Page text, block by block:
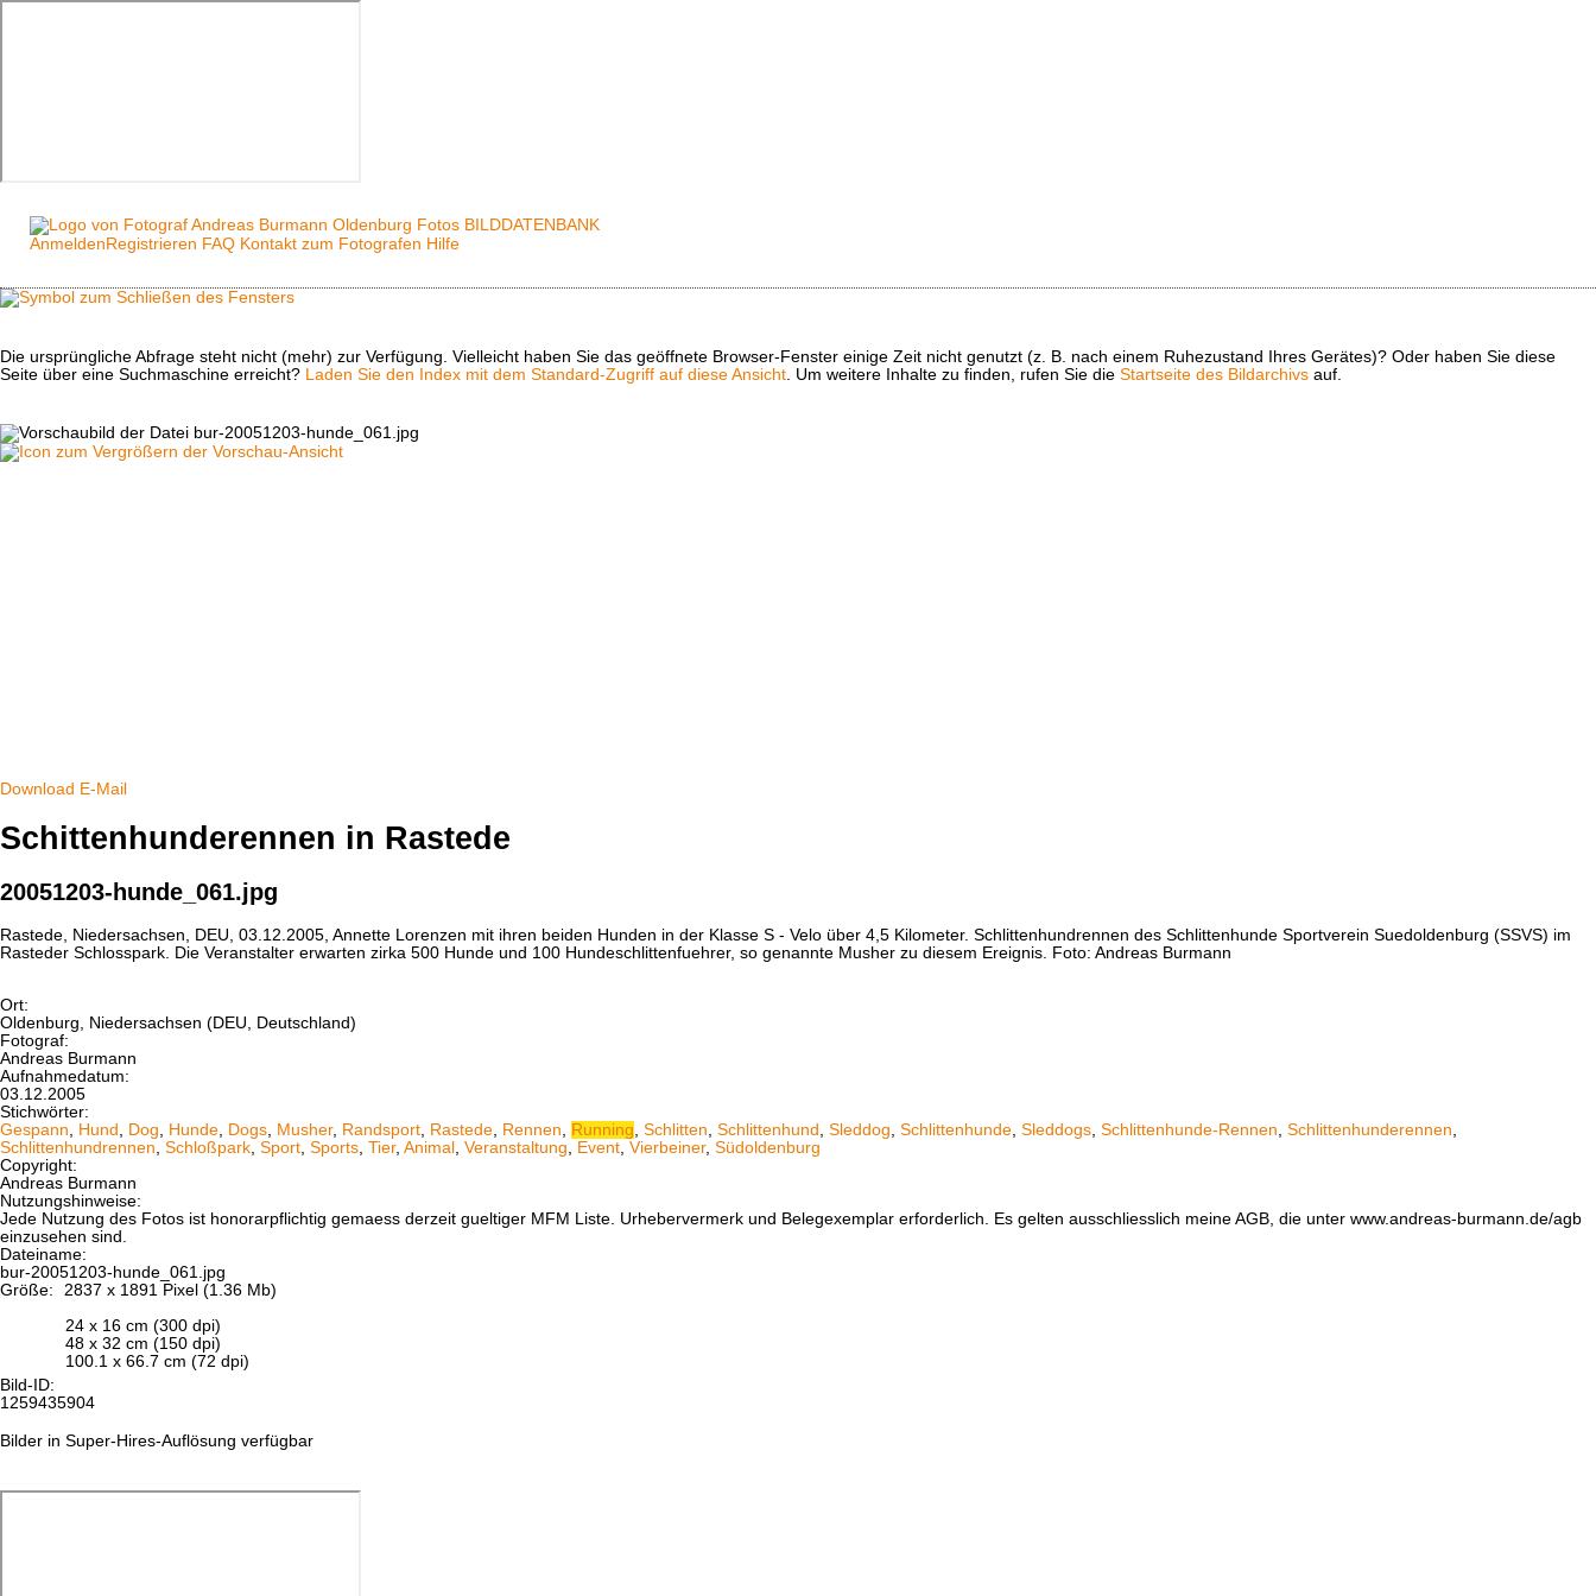
Anmelden Registrieren FAQ Kontakt zum Fotografen Hilfe
Die ursprüngliche Abfrage steht nicht (mehr) zur Verfügung. Vielleicht haben Sie das geöffnete Browser-Fenster einige Zeit nicht genutzt (z. B. nach einem Ruhezustand Ihres Gerätes)? Oder haben Sie diese
Seite über eine Suchmaschine erreicht? Laden Sie den Index mit dem Standard-Zugriff auf diese Ansicht. Um weitere Inhalte zu finden, rufen Sie die Startseite des Bildarchivs auf.
Download E-Mail
Schittenhunderennen in Rastede
20051203-hunde_061.jpg
Rastede, Niedersachsen, DEU, 03.12.2005, Annette Lorenzen mit ihren beiden Hunden in der Klasse S - Velo über 4,5 Kilometer. Schlittenhundrennen des Schlittenhunde Sportverein Suedoldenburg (SSVS) im
Rasteder Schlosspark. Die Veranstalter erwarten zirka 500 Hunde und 100 Hundeschlittenfuehrer, so genannte Musher zu diesem Ereignis. Foto: Andreas Burmann
Ort:
Oldenburg, Niedersachsen (DEU, Deutschland)
Fotograf:
Andreas Burmann
Aufnahmedatum:
03.12.2005
Stichwörter:
Gespann
Hund Dog Hunde Dogs Musher, Randsport Rastede Rennen Running Schlitten Schlittenhund Sleddog Schlittenhunde Sleddogs Schlittenhunde-Rennen Schlittenhunderennen
Schlittenhundrennen Schloßpark Sport Sports Tier, Animal Veranstaltung Event Vierbeiner, Südoldenburg
Copyright:
Andreas Burmann
Nutzungshinweise:
Jede Nutzung des Fotos ist honorarpflichtig gemaess derzeit gueltiger MFM Liste. Urhebervermerk und Belegexemplar erforderlich. Es gelten ausschliesslich meine AGB, die unter www.andreas-burmann.de/agb
einzusehen sind.
Dateiname:
bur-20051203-hunde_061.jpg
Größe:
2837 x 1891 Pixel (1.36 Mb)
24 x 16 cm (300 dpi)
48 x 32 cm (150 dpi)
100.1 x 66.7 cm (72 dpi)
Bild-ID:
1259435904
Bilder in Super-Hires-Auflösung verfügbar